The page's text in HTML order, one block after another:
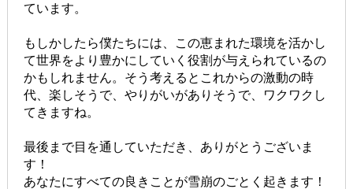
ています。
もしかしたら僕たちには、この恵まれた環境を活かし
て世界をより豊かにしていく役割が与えられているの
かもしれません。そう考えるとこれからの激動の時
代、楽しそうで、やりがいがありそうで、ワクワクし
てきますね。
最後まで目を通していただき、ありがとうございま
す！
あなたにすべての良きことが雪崩のごとく起きます！